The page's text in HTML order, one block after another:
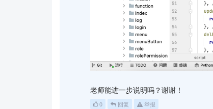
老师能进一步说明吗？谢谢！
0 回复 举报